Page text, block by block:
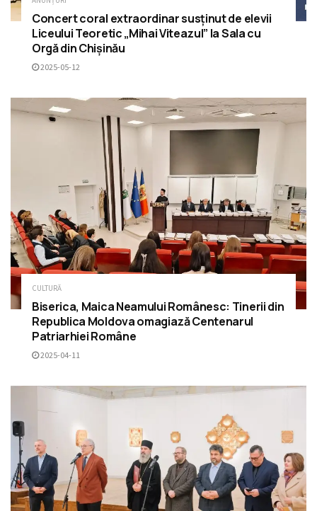
Concert coral extraordinar susținut de elevii
Liceului Teoretic „Mihai Viteazul” la Sala cu
Orgă din Chișinău
2025-05-12
CULTURĂ
Biserica, Maica Neamului Românesc: Tinerii din
Republica Moldova omagiază Centenarul
Patriarhiei Române
2025-04-11